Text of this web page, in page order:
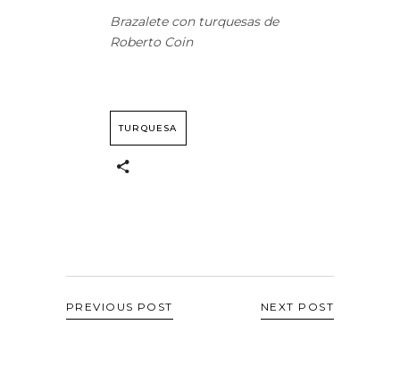
Brazalete con turquesas de
Roberto Coin
TURQUESA
PREVIOUS POST NEXT POST